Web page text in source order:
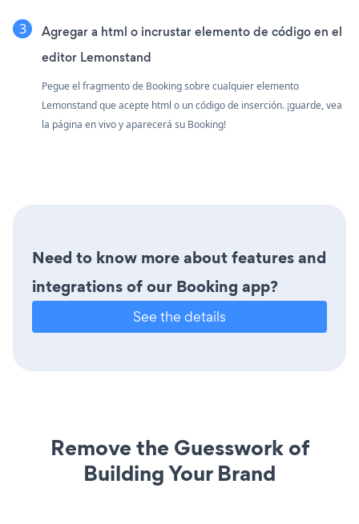
Agregar a html o incrustar elemento de código en el
editor Lemonstand
Pegue el fragmento de Booking sobre cualquier elemento
Lemonstand que acepte html o un código de inserción. ¡guarde, vea
la página en vivo y aparecerá su Booking!
Need to know more about features and
integrations of our Booking app?
See the details
Remove the Guesswork of
Building Your Brand